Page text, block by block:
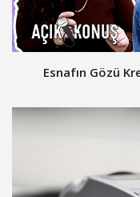
Esnafın Gözü